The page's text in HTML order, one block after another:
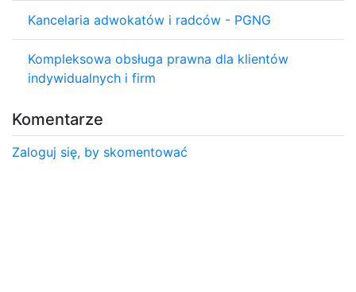
Kancelaria adwokatów i radców - PGNG
Kompleksowa obsługa prawna dla klientów
indywidualnych i firm
Komentarze
Zaloguj się, by skomentować